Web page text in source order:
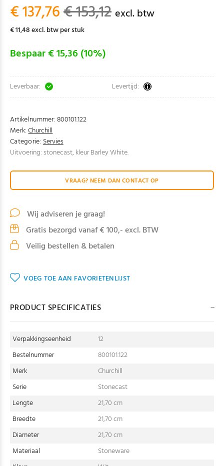
€ 137,76€ 153,12 excl. btw
€ 11,48 excl. btw per stuk
Bespaar € 15,36 (10%)
Leverbaar: Levertijd:
Artikelnummer:800101.122
Merk:Churchill
Categorie:Servies
Uitvoering: stonecast, kleur Barley White.
VRAAG? NEEM DAN CONTACT OP
Wij adviseren je graag!
Gratis bezorgd vanaf € 100,- excl. BTW
Veilig bestellen & betalen
VOEG TOE AAN FAVORIETENLIJST
PRODUCT SPECIFICATIES
Verpakkingseenheid
12
Bestelnummer
800101.122
Merk
Churchill
Serie
Stonecast
Lengte
21,70 cm
Breedte
21,70 cm
Diameter
21,70 cm
Materiaal
Stoneware